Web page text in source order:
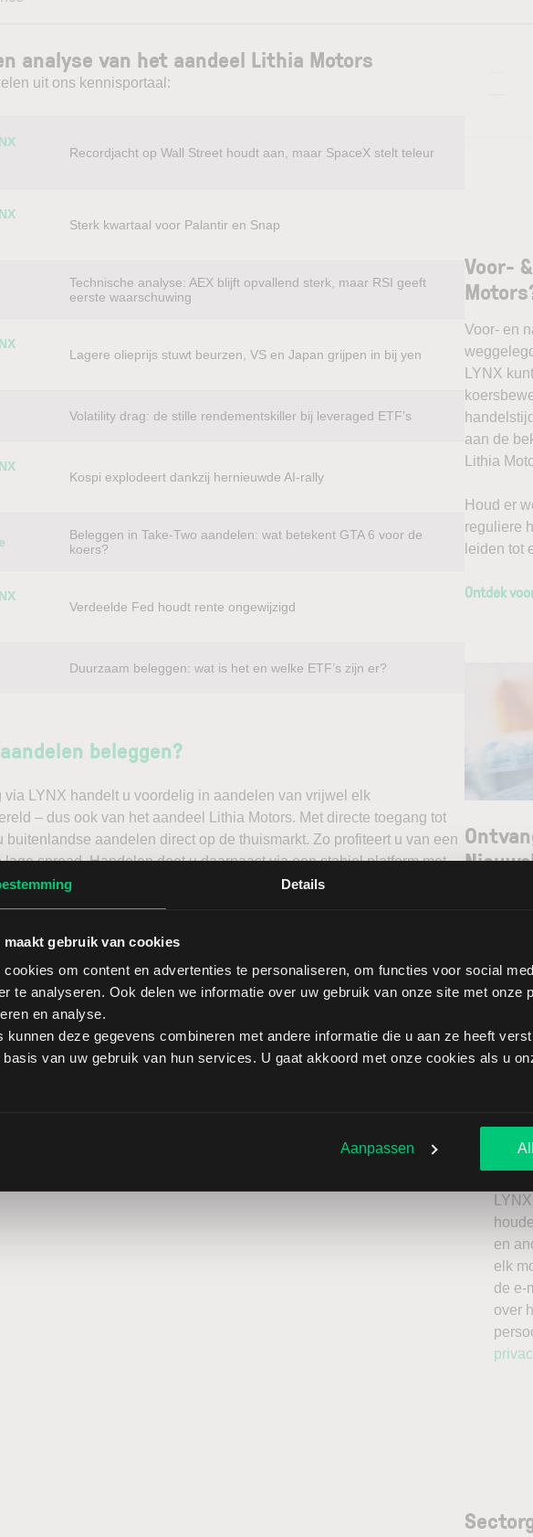
Details
maakt gebruik van cookies
cookies om content en advertenties te personaliseren, om functies voor social
te analyseren. Ook delen we informatie over uw gebruik van onze site met onze
en analyse.
kunnen deze gegevens combineren met andere informatie die u aan ze heeft
van uw gebruik van hun services. U gaat akkoord met onze cookies als u
Aanpassen
analyse van het aandeel Lithia Motors
uit ons kennisportaal:
Recordjacht op Wall Street houdt aan, maar SpaceX stelt teleur
Sterk kwartaal voor Palantir en Snap
Technische analyse: AEX blijft opvallend sterk, maar RSI geeft
eerste waarschuwing
Lagere olieprijs stuwt beurzen, VS en Japan grijpen in bij yen
Volatility drag: de stille rendementskiller bij leveraged ETF’s
Kospi explodeert dankzij hernieuwde AI-rally
Beleggen in Take-Two aandelen: wat betekent GTA 6 voor de
koers?
Verdeelde Fed houdt rente ongewijzigd
Duurzaam beleggen: wat is het en welke ETF’s zijn er?
beleggen?
via LYNX handelt u voordelig in aandelen van vrijwel elk
– dus ook van het aandeel Lithia Motors. Met directe toegang tot
aandelen direct op de thuismarkt. Zo profiteert u van een
spread. Handelen doet u daarnaast via een stabiel platform met
u direct gedegen analyses kunt maken. Belegt u met het oog op
te gaan, of verwacht u een dalende koers en gaat u short*?
stap in beleggen. Ontdek alle voordelen van beleggen via een
serieus neemt.
aandeel Lithia Motors brengt extra risico’s met zich mee: als de
kunnen de verliezen onbeperkt oplopen. Het is belangrijk om deze
en enkel te beleggen met kapitaal dat u kunt
maakt als broker
Voor-
Voor- en
LYNX
aan de
Lithia
Houd er
reguliere
leiden tot
Ontdek
Selecteer
Ik
aan
en
elk
de e-
over